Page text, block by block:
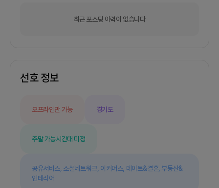
최근 포스팅 이력이 없습니다
선호 정보
오프라인만 가능 경기도
주말 가능시간대 미정
공유서비스, 소셜네트워크, 이커머스, 데이트&결혼, 부동산&
인테리어